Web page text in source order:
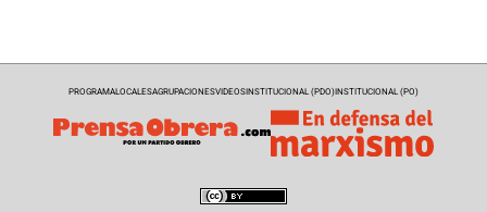
PROGRAMALOCALESAGRUPACIONESVIDEOSINSTITUCIONAL (PDO)INSTITUCIONAL (PO)